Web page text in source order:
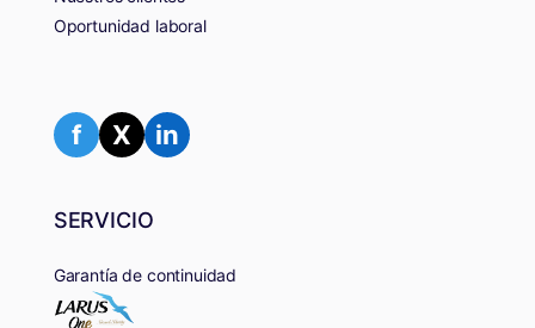
Oportunidad laboral
f X in
SERVICIO
Garantía de continuidad